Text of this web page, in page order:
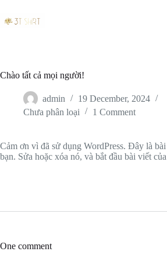
k
c
Chào tất cả mọi người!
admin
19 December, 2024
Chưa phân loại
1 Comment
Cảm ơn vì đã sử dụng WordPress. Đây là
bạn. Sửa hoặc xóa nó, và bắt đầu bài viết
One comment